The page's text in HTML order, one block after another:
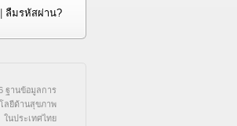
ลืมรหัสผ่าน?
ฐานข้อมูลการ
ลยีด้านสุขภาพ
ในประเทศไทย